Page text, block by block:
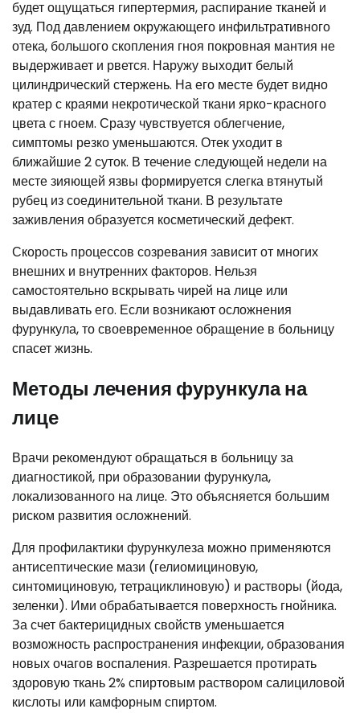
будет ощущаться гипертермия, распирание тканей и
зуд. Под давлением окружающего инфильтративного
отека, большого скопления гноя покровная мантия не
выдерживает и рвется. Наружу выходит белый
цилиндрический стержень. На его месте будет видно
кратер с краями некротической ткани ярко-красного
цвета с гноем. Сразу чувствуется облегчение,
симптомы резко уменьшаются. Отек уходит в
ближайшие 2 суток. В течение следующей недели на
месте зияющей язвы формируется слегка втянутый
рубец из соединительной ткани. В результате
заживления образуется косметический дефект.
Скорость процессов созревания зависит от многих
внешних и внутренних факторов. Нельзя
самостоятельно вскрывать чирей на лице или
выдавливать его. Если возникают осложнения
фурункула, то своевременное обращение в больницу
спасет жизнь.
Методы лечения фурункула на
лице
Врачи рекомендуют обращаться в больницу за
диагностикой, при образовании фурункула,
локализованного на лице. Это объясняется большим
риском развития осложнений.
Для профилактики фурункулеза можно применяются
антисептические мази (гелиомициновую,
синтомициновую, тетрациклиновую) и растворы (йода,
зеленки). Ими обрабатывается поверхность гнойника.
За счет бактерицидных свойств уменьшается
возможность распространения инфекции, образования
новых очагов воспаления. Разрешается протирать
здоровую ткань 2% спиртовым раствором салициловой
кислоты или камфорным спиртом.